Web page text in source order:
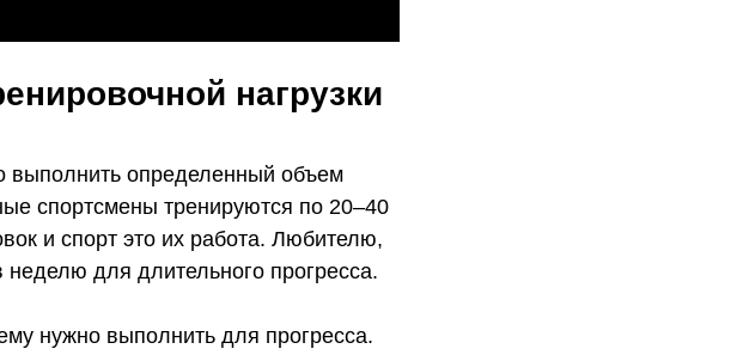
нагрузки
выполнить определенный объем
спортсмены тренируются по 20–40
и спорт это их работа. Любителю,
неделю для длительного прогресса.
нужно выполнить для прогресса.